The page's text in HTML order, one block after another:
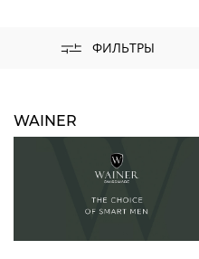
ФИЛЬТРЫ
CENTURY
EPOS
FREDERIQUE CONSTANT
WAINER